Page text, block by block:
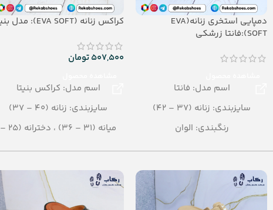
دمپایی استخری زنانه(EVA
SOFT):فانتا زرشکی
اسم مدل: فانتا
سایزبندی: زنانه (37 – 42)
رنگبندی: الوان
تعداد در کارتن: 20 جفت
جنس: EVA SOFT
کراکس زنانه (EVA SOFT): مدل بنیتا
507,500تومان
اسم مدل: کراکس بنیتا
سایزبندی: زنانه (40 – 37)
میانه (31 – 36) ، دخترانه (25 –
تعداد در کارتن: 12 جفت
جنس: SOFT EVA